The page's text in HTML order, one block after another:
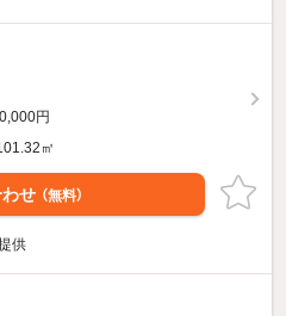
円
㎡
せ （無料）
供